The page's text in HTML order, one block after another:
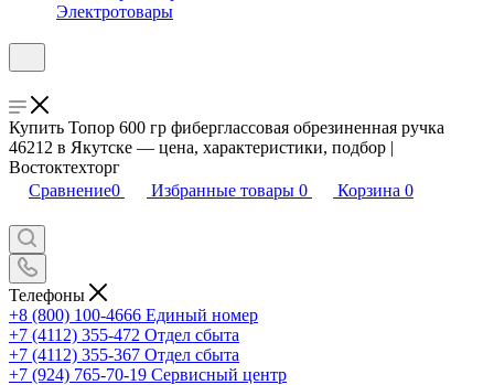
Электротовары
Купить Топор 600 гр фиберглассовая обрезиненная ручка
46212 в Якутске — цена, характеристики, подбор |
Востоктехторг
Сравнение0 Избранные товары 0 Корзина 0
Телефоны
+8 (800) 100-4666 Единый номер
+7 (4112) 355-472 Отдел сбыта
+7 (4112) 355-367 Отдел сбыта
+7 (924) 765-70-19 Сервисный центр